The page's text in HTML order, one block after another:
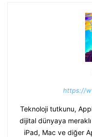
https://
Teknoloji tutkunu,
dijital dünyaya
iPad, Mac ve diğer